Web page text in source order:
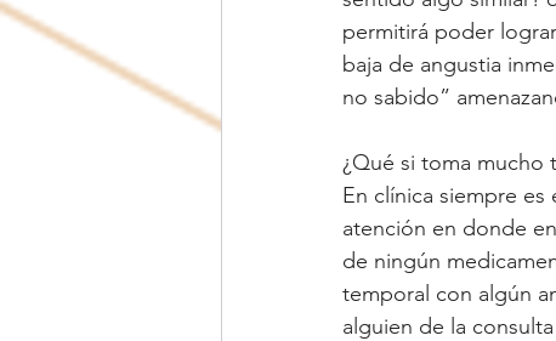
permitirá poder
baja de angustia
no sabido”
¿Qué si toma mucho
En clínica siempre
atención en donde
de ningún
temporal con algún
alguien de la